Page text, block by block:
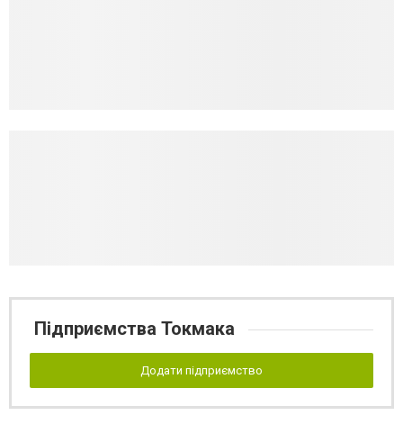
Підприємства Токмака
Додати підприємство